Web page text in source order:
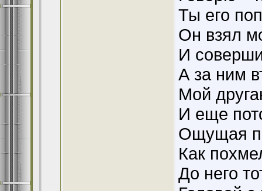
Ты его
Он взял
И
А за ним
Мой
И еще
Ощущая
Как
До него